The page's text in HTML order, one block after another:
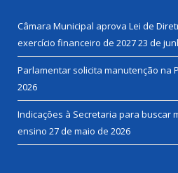
Câmara Municipal aprova Lei de
exercício financeiro de 202723 de
Parlamentar solicita manutenção na
2026
Indicações à Secretaria para buscar
ensino 27 de maio de 2026